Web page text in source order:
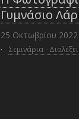
Γυμνάσιο
25 Οκτωβρίου
· Σεμινάρια -